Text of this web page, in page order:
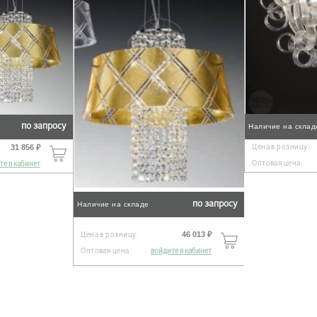
по запросу
31 856 ₽
в кабинет
Наличие на складе по запросу
Цена в розницу: 46 013 ₽
Оптовая цена: войдите в кабинет
Наличие на
Цена в розницу:
Оптовая цена: